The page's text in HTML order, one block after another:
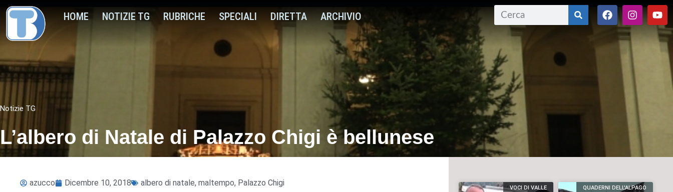
HOME NOTIZIE TG RUBRICHE SPECIALI DIRETTA ARCHIVIO
Notizie TG
L’albero di Natale di Palazzo Chigi è bellunese
azucco Dicembre 10, 2018 albero di natale, maltempo, Palazzo Chigi
VOCI DI VALLE QUADERNI DELL'ALPAGO